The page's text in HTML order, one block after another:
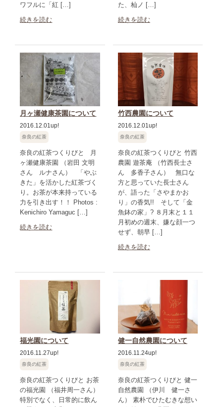
ワフルに「紅 […]
続きを読む
た、杣ノ […]
続きを読む
月ヶ瀬健康茶園について
2016.12.01up!
奈良の紅茶
奈良の紅茶つくりびと 月
ヶ瀬健康茶園 （岩田 文明
さん ルナさん） 「やぶ
きた」を活かした紅茶づく
り。お茶が本来持っている
力を引き出す！！ Photos :
Kenichiro Yamaguc […]
続きを読む
竹西農園について
2016.12.01up!
奈良の紅茶
奈良の紅茶つくりびと 竹西
農園 遊茶庵 （竹西長士さ
ん 多香子さん） 無口な
方と思っていた長士さん
が、語った「さやまかお
り」の香気!! そして「金
魚鉢の家」? ８月末と１１
月初めの週末、嫌な顔一つ
せず、朝早 […]
続きを読む
福光園について
2016.11.27up!
奈良の紅茶
奈良の紅茶つくりびと お茶
の福光園 （福井周一さん）
特別でなく、日常的に飲ん
健一自然農園について
2016.11.24up!
奈良の紅茶
奈良の紅茶つくりびと 健一
自然農園 （伊川 健一さ
ん） 素朴でひたむきな想い